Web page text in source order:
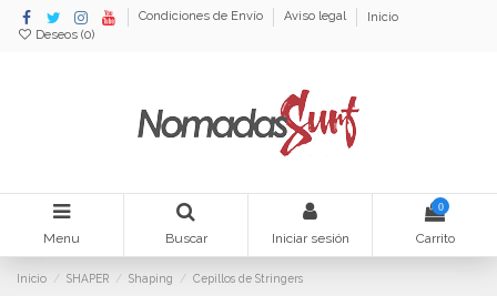
Condiciones de Envío Aviso legal
Inicio
Deseos (0)
Menu Buscar Iniciar sesión
0
Carrito
Inicio SHAPER Shaping Cepillos de Stringers